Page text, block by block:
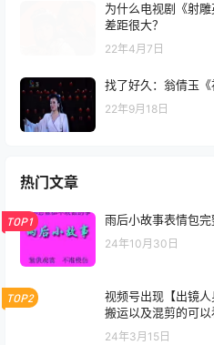
为什么电视剧《射
差距很大？
22年4月7日
找了好久：翁倩玉
22年9月18日
热门文章
TOP1 雨后小故事表情包完
24年10月30日
TOP2
视频号出现【出镜
搬运以及混剪的可
24年3月15日